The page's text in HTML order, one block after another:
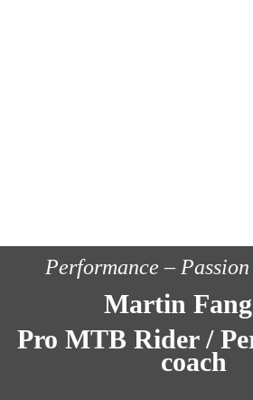
Performance –
Martin
Pro MTB Rider /
coach